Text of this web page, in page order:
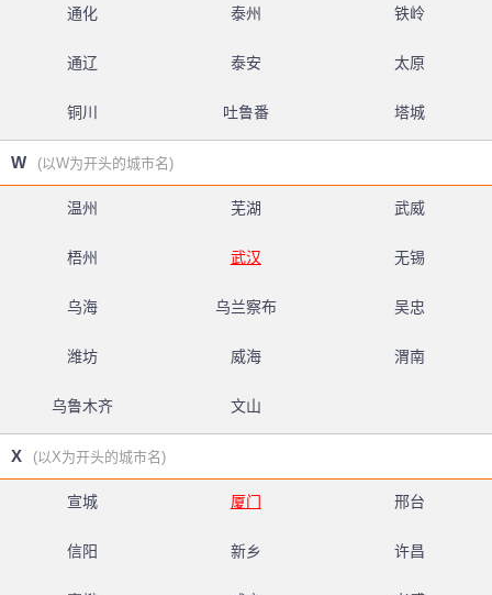
通化 泰州 铁岭
通辽 泰安 太原
铜川 吐鲁番 塔城
W (以W为开头的城市名)
温州 芜湖 武威
梧州 武汉 无锡
乌海 乌兰察布 吴忠
潍坊 威海 渭南
乌鲁木齐 文山
X (以X为开头的城市名)
宣城 厦门 邢台
信阳 新乡 许昌